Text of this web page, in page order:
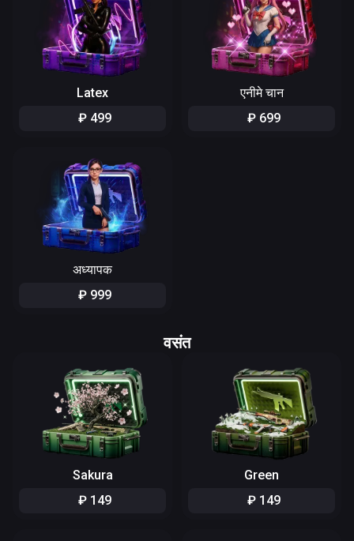
Latex
₽ 499
एनीमे चान
₽ 699
अध्यापक
₽ 999
वसंत
Sakura
₽ 149
Green
₽ 149